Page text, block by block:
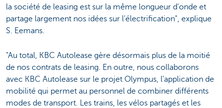
la société de leasing est sur la même longueur d'onde et
partage largement nos idées sur l'électrification", explique
S. Eemans.
"Au total, KBC Autolease gère désormais plus de la moitié
de nos contrats de leasing. En outre, nous collaborons
avec KBC Autolease sur le projet Olympus, l'application de
mobilité qui permet au personnel de combiner différents
modes de transport. Les trains, les vélos partagés et les